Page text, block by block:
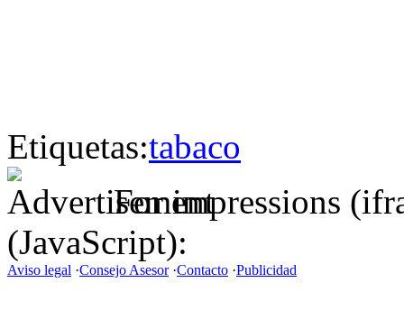
Etiquetas:tabaco
For impressions
(JavaScript):
Aviso legal ·Consejo Asesor·Contacto ·Publicidad